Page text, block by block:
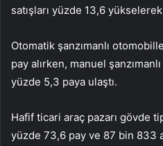
satışları yüzde 13,6
Otomatik şanzımanlı
pay alırken, manuel
yüzde 5,3 paya ulaştı.
Hafif ticari araç pazarı gövde
yüzde 73,6 pay ve 87 bin 833